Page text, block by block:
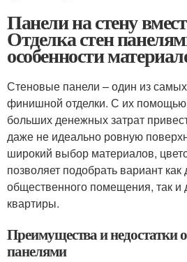
Панели на стену
Отделка стен
особенности
Стеновые панели – один из
финишной отделки. С их
больших денежных затрат
даже не идеально ровную
широкий выбор материалов,
позволяет подобрать вариант
общественного помещения, так и
квартиры.
Преимущества и недостатки
панелями